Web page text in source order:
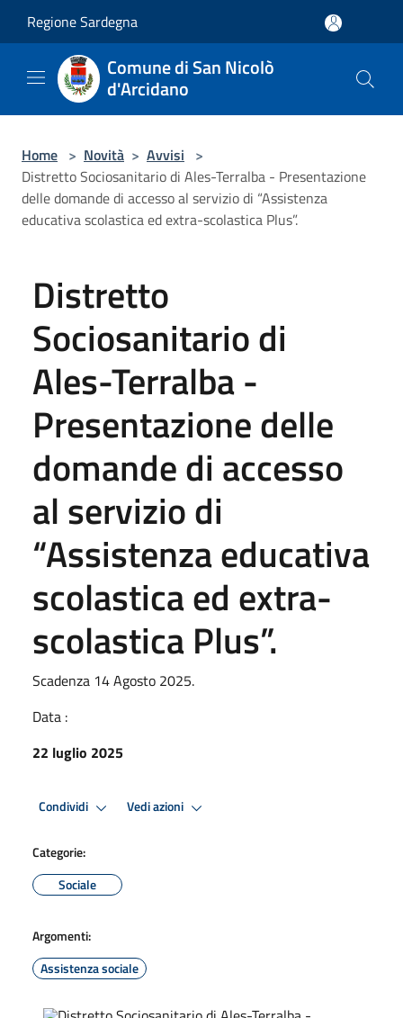
Regione Sardegna
Comune di San Nicolò
d'Arcidano
Home > Novità > Avvisi >
Distretto Sociosanitario di Ales-Terralba - Presentazione
delle domande di accesso al servizio di “Assistenza
educativa scolastica ed extra-scolastica Plus”.
Distretto
Sociosanitario di
Ales-Terralba -
Presentazione delle
domande di accesso
al servizio di
“Assistenza educativa
scolastica ed extra-
scolastica Plus”.
Scadenza 14 Agosto 2025.
Data :
22 luglio 2025
Condividi Vedi azioni
Categorie:
Sociale
Argomenti:
Assistenza sociale